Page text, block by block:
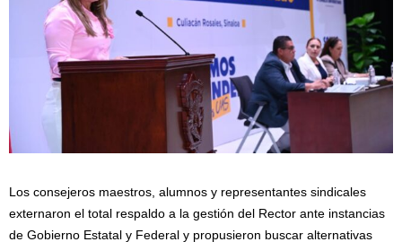
Los consejeros maestros, alumnos y representantes sindicales
externaron el total respaldo a la gestión del Rector ante instancias
de Gobierno Estatal y Federal y propusieron buscar alternativas